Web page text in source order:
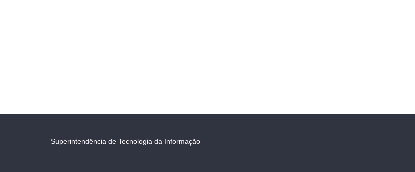
Superintendência de Tecnologia da Informação